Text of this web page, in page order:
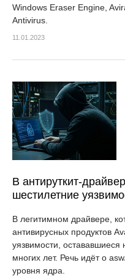
Windows Eraser Engine,
Antivirus.
11.01.2023
В антируткит-
шестилетние
В легитимном драйвере,
антивирусных продуктов
уязвимости,
многих лет. Речь идёт о
уровня ядра.